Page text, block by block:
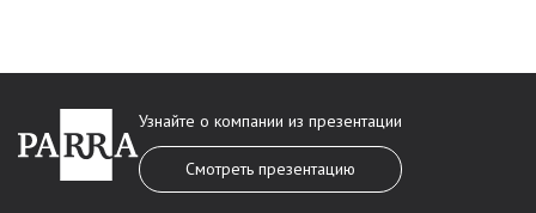
Узнайте о компании из презентации
Смотреть презентацию